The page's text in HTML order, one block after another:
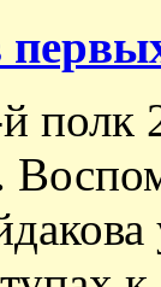
полк